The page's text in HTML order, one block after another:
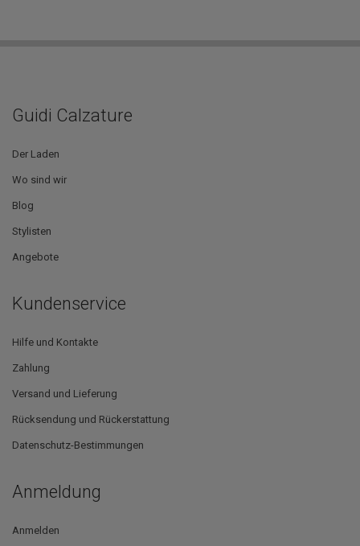
Guidi Calzature
Der Laden
Wo sind wir
Blog
Stylisten
Angebote
Kundenservice
Hilfe und Kontakte
Zahlung
Versand und Lieferung
Rücksendung und Rückerstattung
Datenschutz-Bestimmungen
Anmeldung
Anmelden